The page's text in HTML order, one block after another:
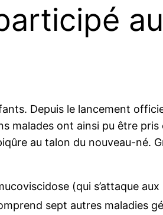
au
Depuis le lancement
malades ont ainsi pu être pris
au talon du nouveau-né.
(qui s’attaque
sept autres maladies